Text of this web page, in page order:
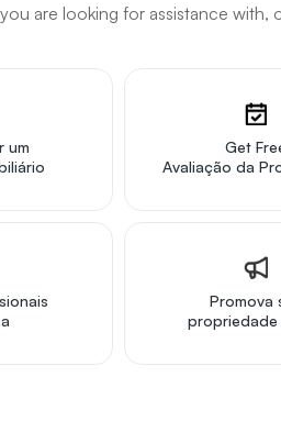
are looking for assistance with,
um
Get
Avaliação da
Promova
propriedade